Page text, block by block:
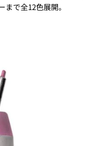
で全12色展開。